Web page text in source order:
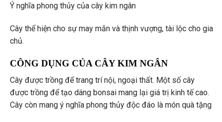
Ý nghĩa phong thủy của cây kim ngân
Cây thể hiện cho sự may mắn và thịnh vượng, tài lộc cho gia
chủ.
CÔNG DỤNG CỦA CÂY KIM NGÂN
Cây được trồng để trang trí nội, ngoại thất. Một số cây
được trồng để tạo dáng bonsai mang lại giá trị kinh tế cao.
Cây còn mang ý nghĩa phong thủy độc đáo là món quà tặng